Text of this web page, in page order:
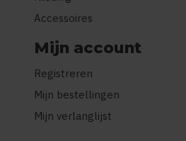
Accessoires
Mijn account
Registreren
Mijn bestellingen
Mijn verlanglijst